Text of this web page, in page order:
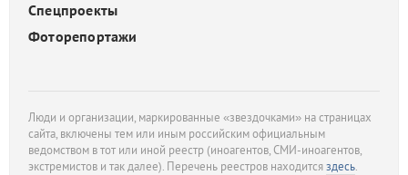
Спецпроекты
Фоторепортажи
Люди и организации, маркированные «звездочками» на страницах
сайта, включены тем или иным российским официальным
ведомством в тот или иной реестр (иноагентов, СМИ-иноагентов,
экстремистов и так далее). Перечень реестров находитсяздесь.